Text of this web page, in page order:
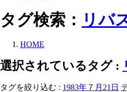
タグ検索： リバ
HOME
選択されているタグ :
タグを絞り込む : 1983年７月21日